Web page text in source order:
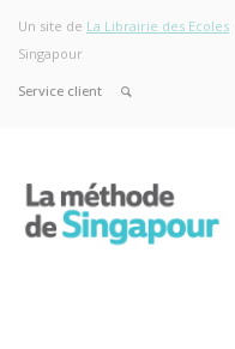
Un site de La Librairie des Ecoles
Singapour
Service client